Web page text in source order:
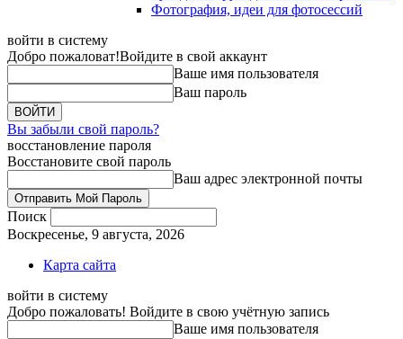
Фотография, идеи для фотосессий
войти в систему
Добро пожаловат!Войдите в свой аккаунт
Ваше имя пользователя
Ваш пароль
Вы забыли свой пароль?
восстановление пароля
Восстановите свой пароль
Ваш адрес электронной почты
Поиск
Воскресенье, 9 августа, 2026
Карта сайта
войти в систему
Добро пожаловать! Войдите в свою учётную запись
Ваше имя пользователя